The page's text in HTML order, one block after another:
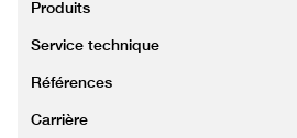
Produits
Service technique
Références
Carrière